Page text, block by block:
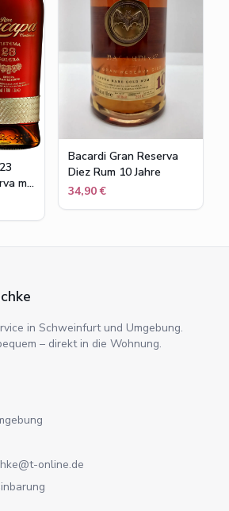
mit
Bacardi Gran Reserva
Diez Rum 10 Jahre
34,90 €
in Schweinfurt und Umgebung.
– direkt in die Wohnung.
online.de